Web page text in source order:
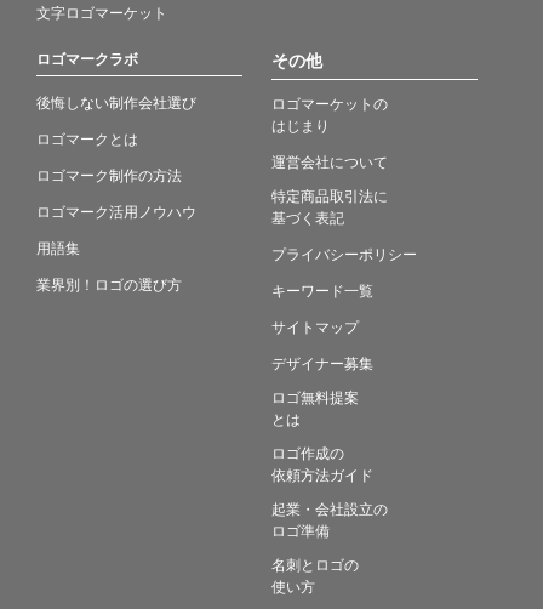
文字ロゴマーケット
ロゴマークラボ
後悔しない制作会社選び
ロゴマークとは
ロゴマーク制作の方法
ロゴマーク活用ノウハウ
用語集
業界別！ロゴの選び方
その他
ロゴマーケットの
はじまり
運営会社について
特定商品取引法に
基づく表記
プライバシーポリシー
キーワード一覧
サイトマップ
デザイナー募集
ロゴ無料提案
とは
ロゴ作成の
依頼方法ガイド
起業・会社設立の
ロゴ準備
名刺とロゴの
使い方